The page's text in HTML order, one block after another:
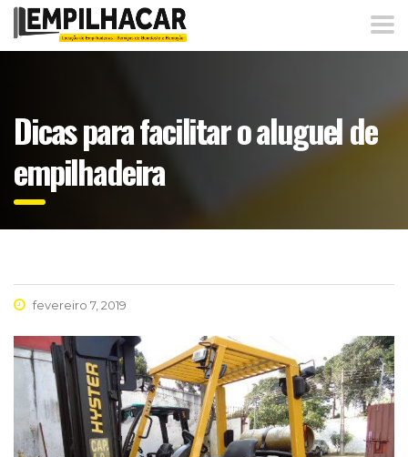
Dicas para facilitar o aluguel de
empilhadeira
fevereiro 7, 2019